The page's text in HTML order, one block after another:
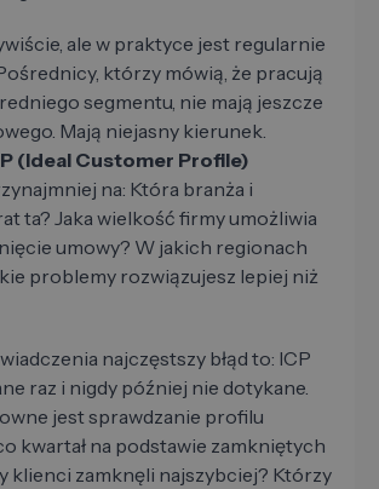
ale w praktyce jest regularnie
którzy mówią, że pracują
segmentu, nie mają jeszcze
Mają niejasny kierunek.
(Ideal Customer Profile)
na: Która branża i
ta? Jaka wielkość firmy umożliwia
umowy? W jakich regionach
problemy rozwiązujesz lepiej niż
najczęstszy błąd to: ICP
raz i nigdy później nie dotykane.
jest sprawdzanie profilu
kwartał na podstawie zamkniętych
klienci zamknęli najszybciej? Którzy